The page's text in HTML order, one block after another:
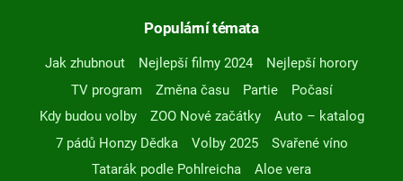
Populární témata
Jak zhubnout Nejlepší filmy 2024
Nejlepší horory
TV program
Změna času Partie
Počasí
Kdy budou volby
ZOO Nové začátky
Auto – katalog
7 pádů Honzy Dědka
Volby 2025
Svařené víno
Tatarák podle Pohlreicha
Aloe vera